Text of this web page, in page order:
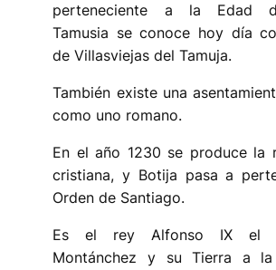
perteneciente a la Edad
Tamusia se conoce hoy día
de Villasviejas del Tamuja.
También existe una
como uno romano.
En el año 1230 se produce la
cristiana, y Botija pasa a
Orden de Santiago.
Es el rey Alfonso IX el
Montánchez y su Tierra a